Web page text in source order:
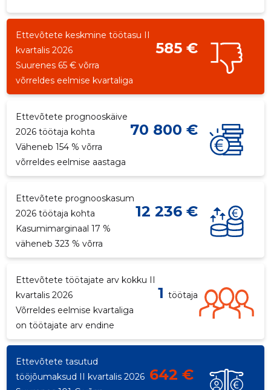
Ettevõtete keskmine töötasu II
kvartalis 2026
585 €
Suurenes 65 € võrra
võrreldes eelmise kvartaliga
Ettevõtete prognooskäive
2026 töötaja kohta
70 800 €
Väheneb 154 % võrra
võrreldes eelmise aastaga
Ettevõtete prognooskasum
2026 töötaja kohta
12 236 €
Kasumimarginaal 17 %
väheneb 323 % võrra
Ettevõtete töötajate arv kokku II
kvartalis 2026
1 töötaja
Võrreldes eelmise kvartaliga
on töötajate arv endine
Ettevõtete tasutud
tööjõumaksud II kvartalis 2026 642 €